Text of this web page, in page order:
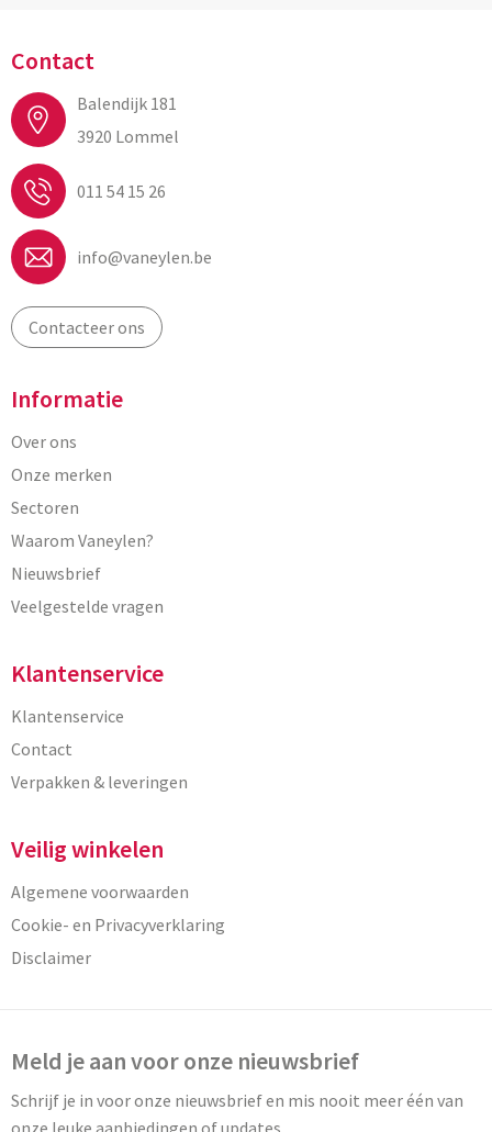
Contact
Balendijk 181
3920 Lommel
011 54 15 26
info@vaneylen.be
Contacteer ons
Informatie
Over ons
Onze merken
Sectoren
Waarom Vaneylen?
Nieuwsbrief
Veelgestelde vragen
Klantenservice
Klantenservice
Contact
Verpakken & leveringen
Veilig winkelen
Algemene voorwaarden
Cookie- en Privacyverklaring
Disclaimer
Meld je aan voor onze nieuwsbrief
Schrijf je in voor onze nieuwsbrief en mis nooit meer één van
onze leuke aanbiedingen of updates.